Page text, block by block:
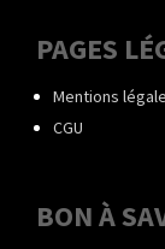
PAGES
Mentions
CGU
BON À